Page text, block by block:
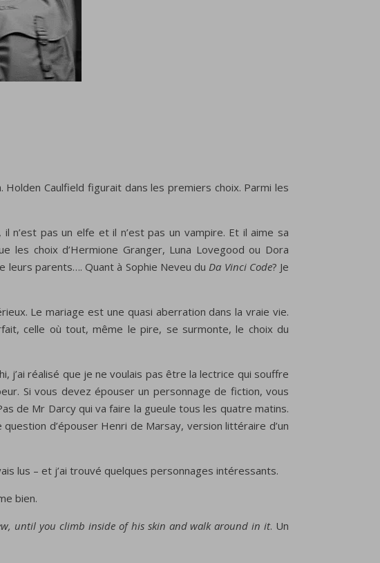
Caulfield figurait dans les premiers choix. Parmi les
n’est pas un elfe et il n’est pas un vampire. Et il aime sa
les choix d’Hermione Granger, Luna Lovegood ou Dora
leurs parents…. Quant à Sophie Neveu duDa Vinci Code? Je
Le mariage est une quasi aberration dans la vraie vie.
celle où tout, même le pire, se surmonte, le choix du
j’ai réalisé que je ne voulais pas être la lectrice qui souffre
Si vous devez épouser un personnage de fiction, vous
de Mr Darcy qui va faire la gueule tous les quatre matins.
d’épouser Henri de Marsay, version littéraire d’un
lus – et j’ai trouvé quelques personnages intéressants.
bien.
until you climb inside of his skin and walk around in it. Un